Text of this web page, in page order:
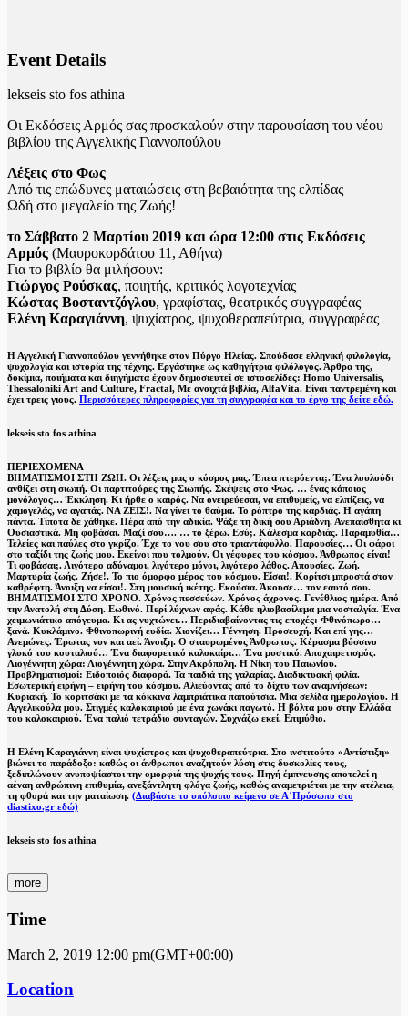
Event Details
lekseis sto fos athina
Οι Εκδόσεις Αρμός σας προσκαλούν στην παρουσίαση του νέου
βιβλίου της Αγγελικής Γιαννοπούλου
Λέξεις στο Φως
Από τις επώδυνες ματαιώσεις στη βεβαιότητα της ελπίδας
Ωδή στο μεγαλείο της Ζωής!
το Σάββατο 2 Μαρτίου 2019 και ώρα 12:00 στις Εκδόσεις
Αρμός (Μαυροκορδάτου 11, Αθήνα)
Για το βιβλίο θα μιλήσουν:
Γιώργος Ρούσκας, ποιητής, κριτικός λογοτεχνίας
Κώστας Βοσταντζόγλου, γραφίστας, θεατρικός συγγραφέας
Ελένη Καραγιάννη, ψυχίατρος, ψυχοθεραπεύτρια, συγγραφέας
Η Αγγελική Γιαννοπούλου γεννήθηκε στον Πύργο Ηλείας. Σπούδασε ελληνική φιλολογία,
ψυχολογία και ιστορία της τέχνης. Εργάστηκε ως καθηγήτρια φιλόλογος. Άρθρα της,
δοκίμια, ποιήματα και διηγήματα έχουν δημοσιευτεί σε ιστοσελίδες: Homo Universalis,
Thessaloniki Art and Culture, Fractal, Με ανοιχτά βιβλία, AlfaVita. Είναι παντρεμένη και
έχει τρεις γιους. Περισσότερες πληροφορίες για τη συγγραφέα και το έργο της δείτε εδώ.
lekseis sto fos athina
ΠΕΡΙΕΧΟΜΕΝΑ
ΒΗΜΑΤΙΣΜΟΙ ΣΤΗ ΖΩΗ. Οι λέξεις μας ο κόσμος μας. Έπεα πτερόεντα;. Ένα λουλούδι
ανθίζει στη σιωπή. Οι παρτιτούρες της Σιωπής. Σκέψεις στο Φως. … ένας κάποιος
μονόλογος… Έκκληση. Κι ήρθε ο καιρός. Να ονειρεύεσαι, να επιθυμείς, να ελπίζεις, να
χαμογελάς, να αγαπάς. ΝΑ ΖΕΙΣ!. Να γίνει το θαύμα. Το ρόπτρο της καρδιάς. H αγάπη
πάντα. Τίποτα δε χάθηκε. Πέρα από την αδικία. Ψάξε τη δική σου Αριάδνη. Ανεπαίσθητα κι
Ουσιαστικά. Μη φοβάσαι. Μαζί σου…. … το ξέρω. Εσύ;. Κάλεσμα καρδιάς. Παραμυθία…
Τελείες και παύλες στο γκρίζο. Έχε το νου σου στο τριαντάφυλλο. Παρουσίες… Οι φάροι
στο ταξίδι της ζωής μου. Εκείνοι που τολμούν. Οι γέφυρες του κόσμου. Άνθρωπος είναι!
Τι φοβάσαι;. Λιγότερο αδύναμοι, λιγότερο μόνοι, λιγότερο λάθος. Απουσίες. Ζωή.
Μαρτυρία ζωής. Ζήσε!. Το πιο όμορφο μέρος του κόσμου. Είσαι!. Κορίτσι μπροστά στον
καθρέφτη. Άνοιξη να είσαι!. Στη μουσική ικέτης. Εκούσια. Άκουσε… τον εαυτό σου.
ΒΗΜΑΤΙΣΜΟΙ ΣΤΟ ΧΡΟΝΟ. Χρόνος πεσσεύων. Χρόνος άχρονος. Γενέθλιος ημέρα. Από
την Ανατολή στη Δύση. Εωθινό. Περί λύχνων αφάς. Κάθε ηλιοβασίλεμα μια νοσταλγία. Ένα
χειμωνιάτικο απόγευμα. Κι ας νυχτώνει… Περιδιαβαίνοντας τις εποχές: Φθινόπωρο…
ξανά. Κυκλάμινο. Φθινοπωρινή ευδία. Χιονίζει… Γέννηση. Προσευχή. Και επί γης…
Ανεμώνες. Έρωτας νυν και αεί. Άνοιξη. O σταυρωμένος Άνθρωπος. Κέρασμα βύσσινο
γλυκό του κουταλιού… Ένα διαφορετικό καλοκαίρι… Ένα μυστικό. Αποχαιρετισμός.
Λιογέννητη χώρα: Λιογέννητη χώρα. Στην Ακρόπολη. Η Νίκη του Παιωνίου.
Προβληματισμοί: Ειδοποιός διαφορά. Τα παιδιά της γαλαρίας. Διαδικτυακή φιλία.
Εσωτερική ειρήνη – ειρήνη του κόσμου. Αλιεύοντας από το δίχτυ των αναμνήσεων:
Κυριακή. Το κοριτσάκι με τα κόκκινα λαμπριάτικα παπούτσια. Μια σελίδα ημερολογίου. Η
Αγγελικούλα μου. Στιγμές καλοκαιριού με ένα χωνάκι παγωτό. Η βόλτα μου στην Ελλάδα
του καλοκαιριού. Ένα παλιό τετράδιο συνταγών. Συχνάζω εκεί. Επιμύθιο.
Η Ελένη Καραγιάννη είναι ψυχίατρος και ψυχοθεραπεύτρια. Στο ινστιτούτο «Αντίστιξη»
βιώνει το παράδοξο: καθώς οι άνθρωποι αναζητούν λύση στις δυσκολίες τους,
ξεδιπλώνουν ανυποψίαστοι την ομορφιά της ψυχής τους. Πηγή έμπνευσης αποτελεί η
αέναη ανθρώπινη επιθυμία, ανεξάντλητη φλόγα ζωής, καθώς αναμετριέται με την ατέλεια,
τη φθορά και την ματαίωση. (Διαβάστε το υπόλοιπο κείμενο σε Α΄Πρόσωπο στο
diastixo.gr εδώ)
lekseis sto fos athina
more
Time
March 2, 2019 12:00 pm(GMT+00:00)
Location